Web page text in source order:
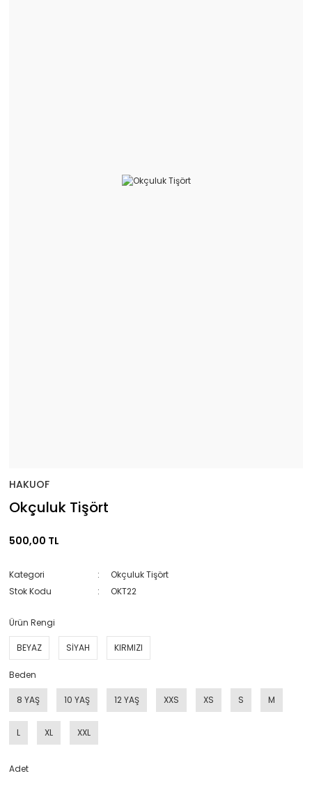
HAKUOF
Okçuluk Tişört
500,00 TL
Kategori
Okçuluk Tişört
Stok Kodu
OKT22
Ürün Rengi
BEYAZ SİYAH KIRMIZI
Beden
8 YAŞ 10 YAŞ 12 YAŞ XXS XS S M
L XL XXL
Adet